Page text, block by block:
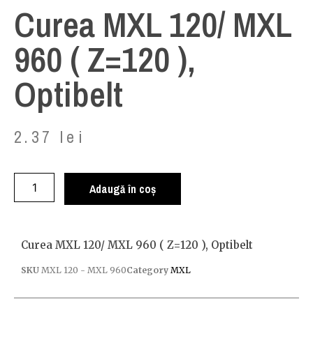
Curea MXL 120/ MXL
960 ( Z=120 ),
Optibelt
2.37 lei
Adaugă în coș
Curea MXL 120/ MXL 960 ( Z=120 ), Optibelt
SKU MXL 120 - MXL 960Category MXL